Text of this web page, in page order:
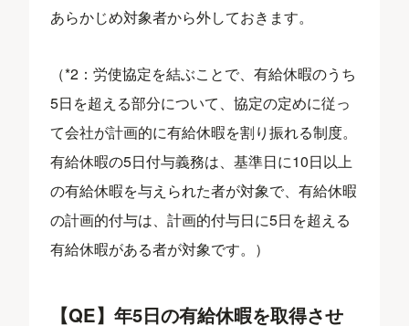
あらかじめ対象者から外しておきます。
（*2：労使協定を結ぶことで、有給休暇のうち
5日を超える部分について、協定の定めに従っ
て会社が計画的に有給休暇を割り振れる制度。
有給休暇の5日付与義務は、基準日に10日以上
の有給休暇を与えられた者が対象で、有給休暇
の計画的付与は、計画的付与日に5日を超える
有給休暇がある者が対象です。）
【QE】年5日の有給休暇を取得させ